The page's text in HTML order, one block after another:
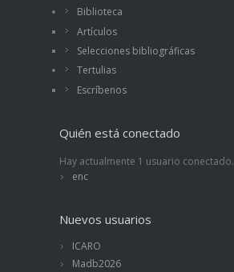
Biblioteca
Artículos
Selecciones bibliográficas
Tertulias
Escríbenos
Quién está conectado
Hay actualmente 1 usuario conectado.
enc
Nuevos usuarios
ICARO
Madb2026